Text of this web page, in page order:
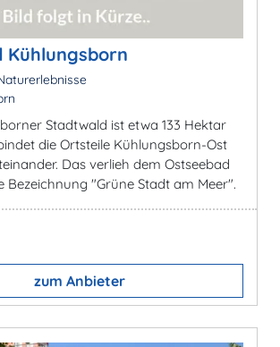
Kühlungsborn
Stadtwald ist etwa 133 Hektar
die Ortsteile Kühlungsborn-Ost
Das verlieh dem Ostseebad
Bezeichnung "Grüne Stadt am Meer".
zum Anbieter